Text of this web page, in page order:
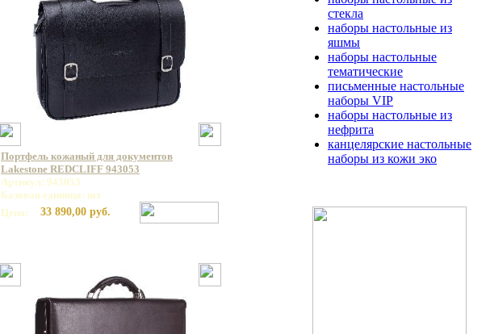
Портфель кожаный для документов
Lakestone REDCLIFF 943053
Артикул: 943053
Базовая единица: шт
Цена:
33 890,00 руб.
стекла
наборы настольные из
яшмы
наборы настольные
тематические
письменные настольные
наборы VIP
наборы настольные из
нефрита
канцелярские настольные
наборы из кожи эко